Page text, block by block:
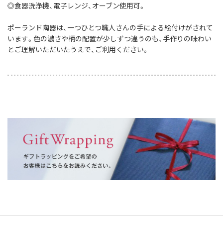
◎食器洗浄機、電子レンジ、オーブン使用可。
ポーランド陶器は、一つひとつ職人さんの手による絵付けがされて
います。色の濃さや柄の配置が少しずつ違うのも、手作りの味わい
とご理解いただいたうえで、ご利用ください。